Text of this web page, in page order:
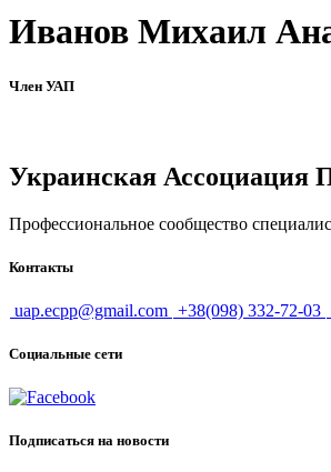
Иванов Михаил
Член УАП
Украинская Ассоциация
Профессиональное сообщество
Контакты
uap.ecpp@gmail.com +38(098) 332-72-03
Социальные сети
Подписаться на новости